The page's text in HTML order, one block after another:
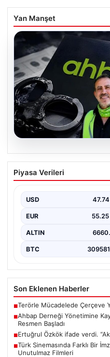
Yan Manşet
Ahbap Derneği
Atandı ve Fesih
kamuoyunda geniş yankı
Piyasa Verileri
USD 47.74
EUR 55.25
ALTIN
BTC
Son Eklenen Haberler
■Terörle Mücadelede Çerçeve
■Ahbap Derneği Yönetimine
Resmen Başladı
■Ertuğrul Özkök ifade verdi.
■Türk Sinemasında Farklı Bir
Unutulmaz Filmleri